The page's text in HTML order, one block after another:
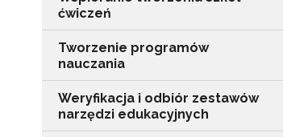
ćwiczeń
Tworzenie programów
nauczania
Weryfikacja i odbiór zestawów
narzędzi edukacyjnych